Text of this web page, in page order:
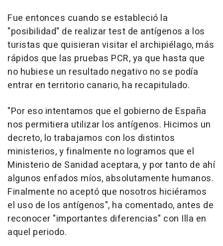
Fue entonces cuando se estableció la
"posibilidad" de realizar test de antígenos a los
turistas que quisieran visitar el archipiélago, más
rápidos que las pruebas PCR, ya que hasta que
no hubiese un resultado negativo no se podía
entrar en territorio canario, ha recapitulado.
"Por eso intentamos que el gobierno de España
nos permitiera utilizar los antígenos. Hicimos un
decreto, lo trabajamos con los distintos
ministerios, y finalmente no logramos que el
Ministerio de Sanidad aceptara, y por tanto de ahí
algunos enfados míos, absolutamente humanos.
Finalmente no aceptó que nosotros hiciéramos
el uso de los antígenos", ha comentado, antes de
reconocer "importantes diferencias" con Illa en
aquel periodo.